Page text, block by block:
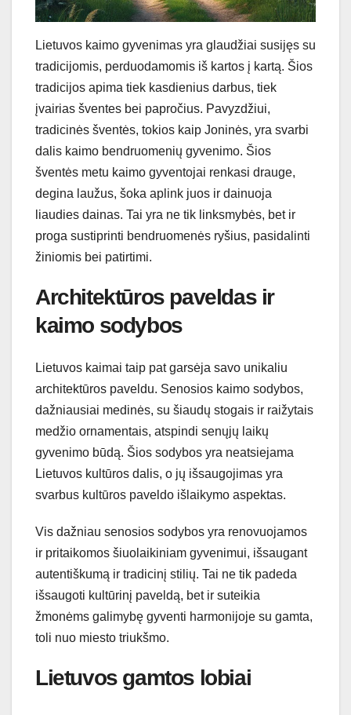
Lietuvos kaimo gyvenimas yra glaudžiai susijęs su
tradicijomis, perduodamomis iš kartos į kartą. Šios
tradicijos apima tiek kasdienius darbus, tiek
įvairias šventes bei papročius. Pavyzdžiui,
tradicinės šventės, tokios kaip Joninės, yra svarbi
dalis kaimo bendruomenių gyvenimo. Šios
šventės metu kaimo gyventojai renkasi drauge,
degina laužus, šoka aplink juos ir dainuoja
liaudies dainas. Tai yra ne tik linksmybės, bet ir
proga sustiprinti bendruomenės ryšius, pasidalinti
žiniomis bei patirtimi.
Architektūros paveldas ir
kaimo sodybos
Lietuvos kaimai taip pat garsėja savo unikaliu
architektūros paveldu. Senosios kaimo sodybos,
dažniausiai medinės, su šiaudų stogais ir raižytais
medžio ornamentais, atspindi senųjų laikų
gyvenimo būdą. Šios sodybos yra neatsiejama
Lietuvos kultūros dalis, o jų išsaugojimas yra
svarbus kultūros paveldo išlaikymo aspektas.
Vis dažniau senosios sodybos yra renovuojamos
ir pritaikomos šiuolaikiniam gyvenimui, išsaugant
autentiškumą ir tradicinį stilių. Tai ne tik padeda
išsaugoti kultūrinį paveldą, bet ir suteikia
žmonėms galimybę gyventi harmonijoje su gamta,
toli nuo miesto triukšmo.
Lietuvos gamtos lobiai